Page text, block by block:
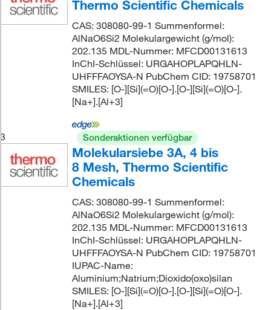
Thermo Scientific Chemicals
CAS: 308080-99-1 Summenformel:
AlNaO6Si2 Molekulargewicht (g/mol):
202.135 MDL-Nummer: MFCD00131613
InChI-Schlüssel: URGAHOPLAPQHLN-
UHFFFAOYSA-N PubChem CID: 19758701
SMILES: [O-][Si](=O)[O-].[O-][Si](=O)[O-].
[Na+].[Al+3]
3 Sonderaktionen verfügbar
Molekularsiebe 3A, 4 bis
8 Mesh, Thermo Scientific
Chemicals
CAS: 308080-99-1 Summenformel:
AlNaO6Si2 Molekulargewicht (g/mol):
202.135 MDL-Nummer: MFCD00131613
InChI-Schlüssel: URGAHOPLAPQHLN-
UHFFFAOYSA-N PubChem CID: 19758701
IUPAC-Name:
Aluminium;Natrium;Dioxido(oxo)silan
SMILES: [O-][Si](=O)[O-].[O-][Si](=O)[O-].
[Na+].[Al+3]